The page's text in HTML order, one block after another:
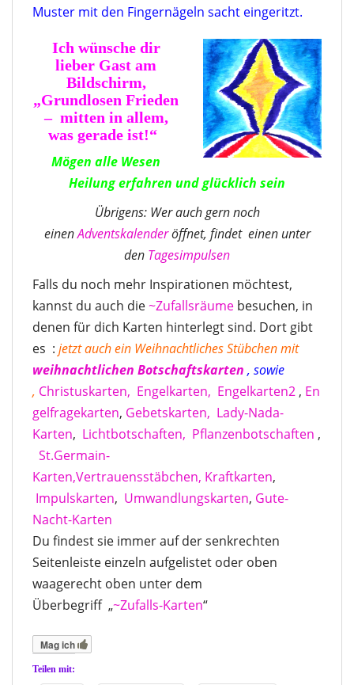
Muster mit den Fingernägeln sacht eingeritzt.
Ich wünsche dir
lieber Gast am
Bildschirm,
„Grundlosen Frieden
– mitten in allem,
was gerade ist!“
Mögen alle Wesen
Heilung erfahren und glücklich sein
Übrigens: Wer auch gern noch
einenAdventskalenderöffnet, findet einen unter
den Tagesimpulsen
Falls du noch mehr Inspirationen möchtest,
kannst du auch die~Zufallsräume besuchen, in
denen für dich Karten hinterlegt sind. Dort gibt
es : jetzt auch ein Weihnachtliches Stübchen mit
weihnachtlichen Botschaftskarten , sowie
, Christuskarten, Engelkarten, Engelkarten2 , En
gelfragekarten, Gebetskarten, Lady-Nada-
Karten, Lichtbotschaften, Pflanzenbotschaften ,
St.Germain-
Karten,Vertrauensstäbchen, Kraftkarten,
Impulskarten, Umwandlungskarten, Gute-
Nacht-Karten
Du findest sie immer auf der senkrechten
Seitenleiste einzeln aufgelistet oder oben
waagerecht oben unter dem
Überbegriff „~Zufalls-Karten“
Mag ich
Teilen mit: